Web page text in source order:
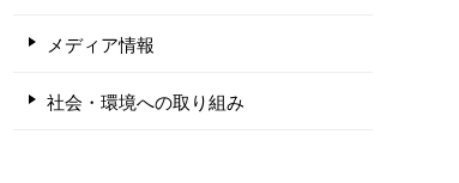
メディア情報
社会・環境への取り組み